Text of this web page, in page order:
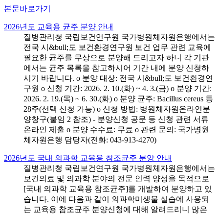
본문바로가기
2026년도 교육용 균주 분양 안내
질병관리청 국립보건연구원 국가병원체자원은행에서는
전국 시&bull;도 보건환경연구원 보건 업무 관련 교육에
필요한 균주를 무상으로 분양해 드리고자 하니 각 기관
에서는 균주 목록을 참고하시어 기간 내에 분양 신청하
시기 바랍니다. o 분양 대상: 전국 시&bull;도 보건환경연
구원 o 신청 기간: 2026. 2. 10.(화) ~ 4. 3.(금) o 분양 기간:
2026. 2. 19.(목) ~ 6. 30.(화) o 분양 균주: Bacillus cereus 등
28주(선택 신청 가능) o 신청 방법: 병원체자원온라인분
양창구(붙임 2 참조) - 분양신청 공문 등 신청 관련 서류
온라인 제출 o 분양 수수료: 무료 o 관련 문의: 국가병원
체자원은행 담당자(전화: 043-913-4270)
2026년도 국내 의과학 교육용 참조균주 분양 안내
질병관리청 국립보건연구원 국가병원체자원은행에서는
보건의료 및 의과학 분야의 전문 인력 양성을 목적으로
[국내 의과학 교육용 참조균주]를 개발하여 분양하고 있
습니다. 이에 다음과 같이 의과학미생물 실습에 사용되
는 교육용 참조균주 분양신청에 대해 알려드리니 많은